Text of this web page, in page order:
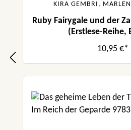
KIRA GEMBRI,
Ruby Fairygale und der
(Erstlese-Reihe,
10,95 €*